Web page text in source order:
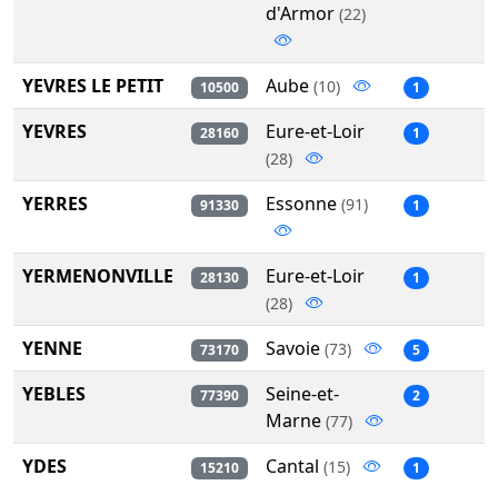
d'Armor (22)
YEVRES LE PETIT 10500 Aube (10) 1
YEVRES 28160 Eure-et-Loir
(28)
1
YERRES 91330 Essonne (91) 1
YERMENONVILLE 28130 Eure-et-Loir
(28)
1
YENNE 73170 Savoie (73) 5
YEBLES 77390
Seine-et-
Marne (77)
2
YDES 15210 Cantal (15) 1